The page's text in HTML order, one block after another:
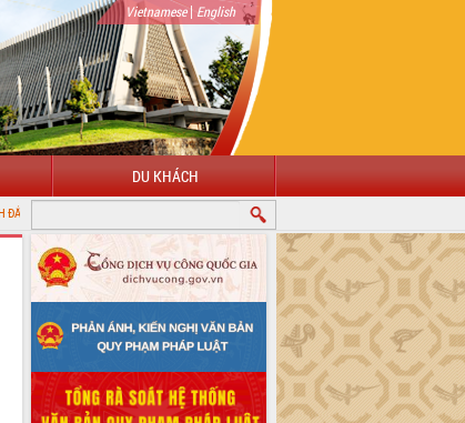
Vietnamese| English
DU KHÁCH